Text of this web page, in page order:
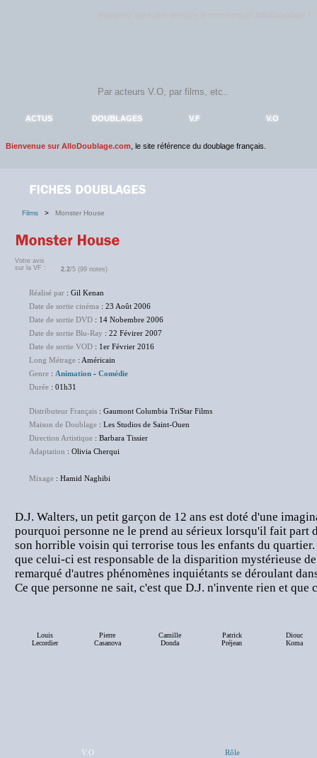
ACTUS DOUBLAGES V.F V.O
Bienvenue sur AlloDoublage.com , le site référence du doublage français.
Films > Monster House
Votre avis
sur la VF :
2.2/5 (99 notes)
Réalisé par : Gil Kenan
Date de sortie cinéma : 23 Août 2006
Date de sortie DVD : 14 Nobembre 2006
Date de sortie Blu-Ray : 22 Févirer 2007
Date de sortie VOD : 1er Février 2016
Long Métrage : Américain
Genre : Animation - Comédie
Durée : 01h31
Distributeur Français : Gaumont Columbia TriStar Films
Maison de Doublage : Les Studios de Saint-Ouen
Direction Artistique : Barbara Tissier
Adaptation : Olivia Cherqui
Mixage : Hamid Naghibi
D.J. Walters, un petit garçon de 12 ans est doté d'une
pourquoi personne ne le prend au sérieux lorsqu'il fait part
son horrible voisin qui terrorise tous les enfants du
que celui-ci est responsable de la disparition mystérieuse
remarqué d'autres phénomènes inquiétants se déroulant
Ce que personne ne sait, c'est que D.J. n'invente rien et que
Louis
Lecordier
Pierre
Casanova
Camille
Donda
Patrick
Préjean
Diouc
Koma
V.O Rôle